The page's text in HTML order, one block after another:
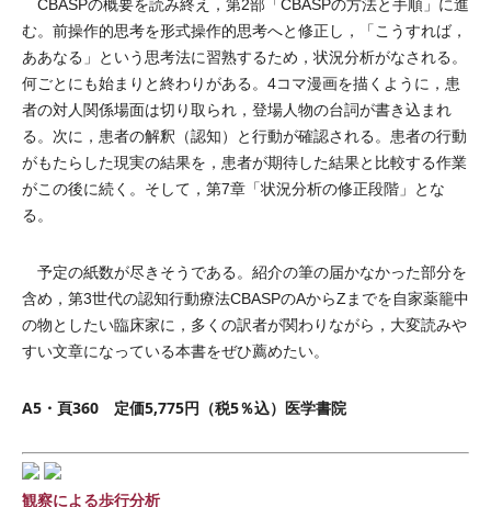
CBASPの概要を読み終え，第2部「CBASPの方法と手順」に進
む。前操作的思考を形式操作的思考へと修正し，「こうすれば，
ああなる」という思考法に習熟するため，状況分析がなされる。
何ごとにも始まりと終わりがある。4コマ漫画を描くように，患
者の対人関係場面は切り取られ，登場人物の台詞が書き込まれ
る。次に，患者の解釈（認知）と行動が確認される。患者の行動
がもたらした現実の結果を，患者が期待した結果と比較する作業
がこの後に続く。そして，第7章「状況分析の修正段階」とな
る。
予定の紙数が尽きそうである。紹介の筆の届かなかった部分を
含め，第3世代の認知行動療法CBASPのAからZまでを自家薬籠中
の物としたい臨床家に，多くの訳者が関わりながら，大変読みや
すい文章になっている本書をぜひ薦めたい。
A5・頁360 定価5,775円（税5％込）医学書院
観察による歩行分析